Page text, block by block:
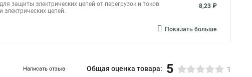
защиты электрических цепей от перегрузок и токов
цепей.
8,23 ₽
Показать больше
Написать отзыв Общая оценка товара: 5 1